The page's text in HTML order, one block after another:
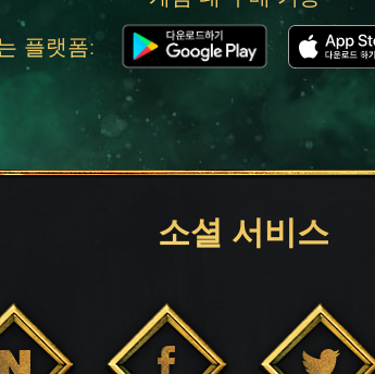
플랫폼:
소셜 서비스